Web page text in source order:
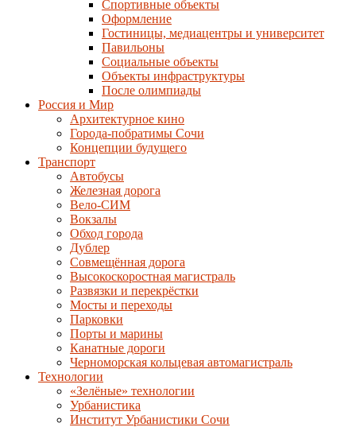
Спортивные объекты
Оформление
Гостиницы, медиацентры и университет
Павильоны
Социальные объекты
Объекты инфраструктуры
После олимпиады
Россия и Мир
Архитектурное кино
Города-побратимы Сочи
Концепции будущего
Транспорт
Автобусы
Железная дорога
Вело-СИМ
Вокзалы
Обход города
Дублер
Совмещённая дорога
Высокоскоростная магистраль
Развязки и перекрёстки
Мосты и переходы
Парковки
Порты и марины
Канатные дороги
Черноморская кольцевая автомагистраль
Технологии
«Зелёные» технологии
Урбанистика
Институт Урбанистики Сочи